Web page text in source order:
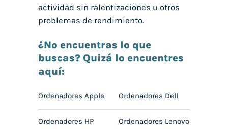
actividad sin ralentizaciones u otros
problemas de rendimiento.
¿No encuentras lo que
buscas? Quizá lo encuentres
aquí:
Ordenadores Apple Ordenadores Dell
Ordenadores HP Ordenadores Lenovo